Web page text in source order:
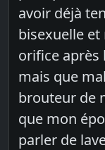
avoir déjà
bisexuelle
orifice après
mais que
brouteur de
que mon
parler de